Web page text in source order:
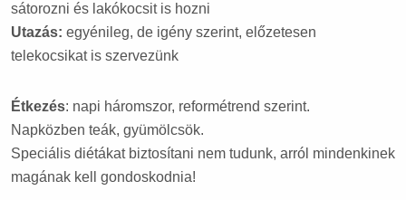
sátorozni és lakókocsit is hozni
Utazás: egyénileg, de igény szerint, előzetesen
telekocsikat is szervezünk
Étkezés: napi háromszor, reformétrend szerint.
Napközben teák, gyümölcsök.
Speciális diétákat biztosítani nem tudunk, arról mindenkinek
magának kell gondoskodnia!